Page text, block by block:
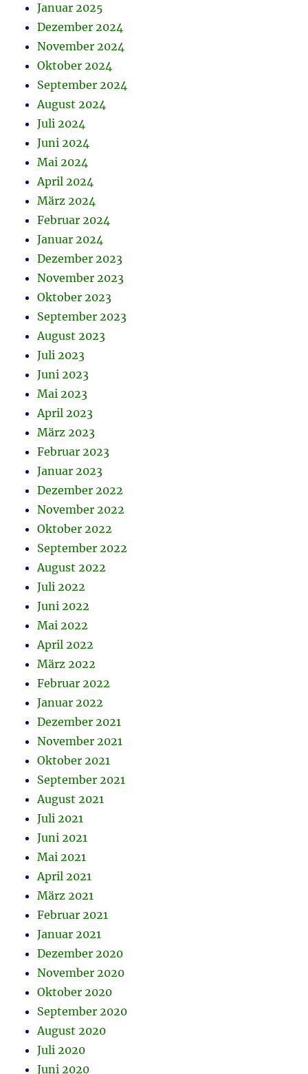
Januar 2025
Dezember 2024
November 2024
Oktober 2024
September 2024
August 2024
Juli 2024
Juni 2024
Mai 2024
April 2024
März 2024
Februar 2024
Januar 2024
Dezember 2023
November 2023
Oktober 2023
September 2023
August 2023
Juli 2023
Juni 2023
Mai 2023
April 2023
März 2023
Februar 2023
Januar 2023
Dezember 2022
November 2022
Oktober 2022
September 2022
August 2022
Juli 2022
Juni 2022
Mai 2022
April 2022
März 2022
Februar 2022
Januar 2022
Dezember 2021
November 2021
Oktober 2021
September 2021
August 2021
Juli 2021
Juni 2021
Mai 2021
April 2021
März 2021
Februar 2021
Januar 2021
Dezember 2020
November 2020
Oktober 2020
September 2020
August 2020
Juli 2020
Juni 2020